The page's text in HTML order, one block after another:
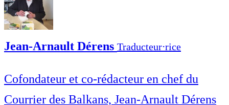
Jean-Arnault Dérens Traducteur⋅rice
Cofondateur et co-rédacteur en chef du
Courrier des Balkans, Jean-Arnault Dérens